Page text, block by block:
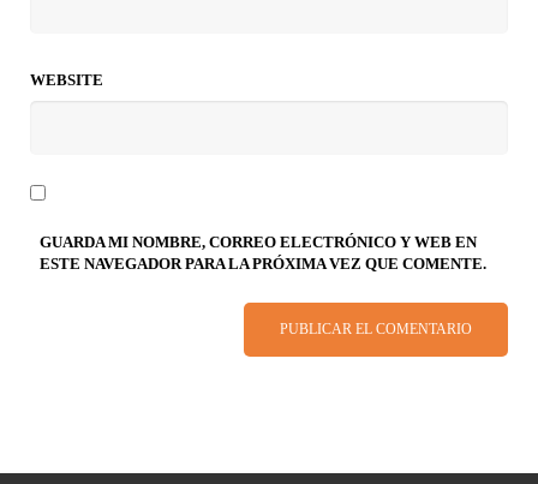
WEBSITE
GUARDA MI NOMBRE, CORREO ELECTRÓNICO Y WEB EN
ESTE NAVEGADOR PARA LA PRÓXIMA VEZ QUE COMENTE.